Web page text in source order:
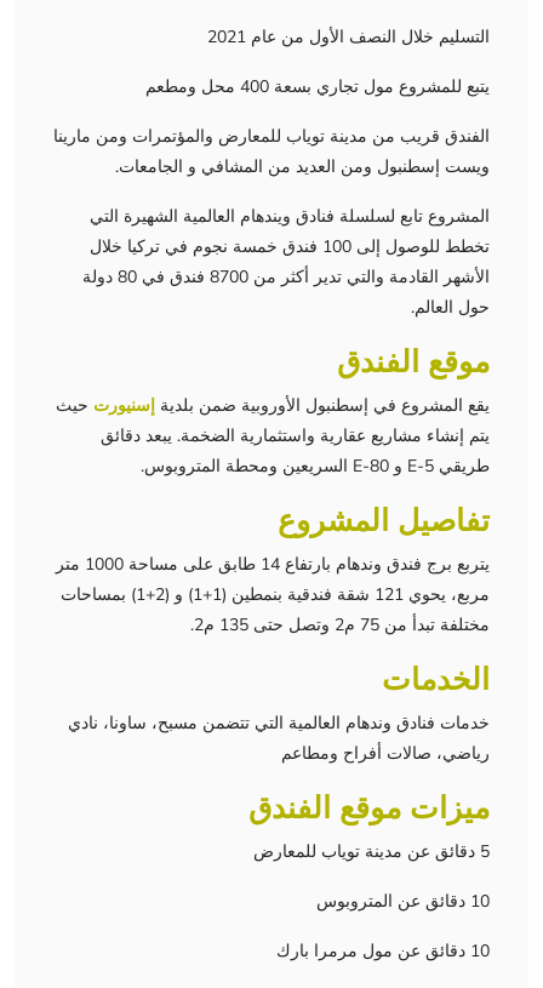
التسليم خلال النصف الأول من عام 2021
يتبع للمشروع مول تجاري بسعة 400 محل ومطعم
الفندق قريب من مدينة توياب للمعارض والمؤتمرات ومن مارينا
ويست إسطنبول ومن العديد من المشافي و الجامعات.
المشروع تابع لسلسلة فنادق ويندهام العالمية الشهيرة التي
تخطط للوصول إلى 100 فندق خمسة نجوم في تركيا خلال
الأشهر القادمة والتي تدير أكثر من 8700 فندق في 80 دولة
حول العالم.
موقع الفندق
يقع المشروع في إسطنبول الأوروبية ضمن بلدية إسنيورت حيث
يتم إنشاء مشاريع عقارية واستثمارية الضخمة. يبعد دقائق
طريقي E-5 و E-80 السريعين ومحطة المتروبوس.
تفاصيل المشروع
يتربع برج فندق وندهام بارتفاع 14 طابق على مساحة 1000 متر
مربع، يحوي 121 شقة فندقية بنمطين (1+1) و (2+1) بمساحات
مختلفة تبدأ من 75 م2 وتصل حتى 135 م2.
الخدمات
خدمات فنادق وندهام العالمية التي تتضمن مسبح، ساونا، نادي
رياضي، صالات أفراح ومطاعم
ميزات موقع الفندق
5 دقائق عن مدينة توياب للمعارض
10 دقائق عن المتروبوس
10 دقائق عن مول مرمرا بارك